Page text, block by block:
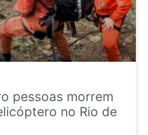
pessoas morrem
no Rio de